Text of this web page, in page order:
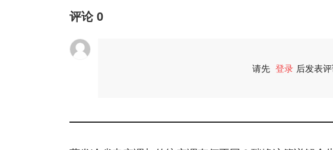
评论0
请先 登录 后发表